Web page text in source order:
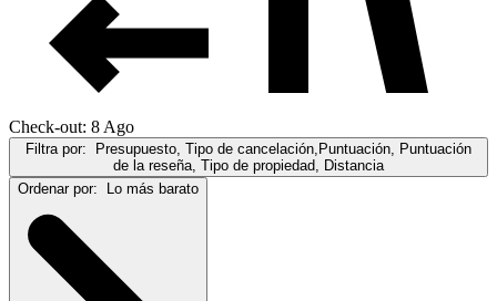
Check-out: 8 Ago
Filtra por:
Presupuesto, Tipo de cancelación,Puntuación, Puntuación
de la reseña, Tipo de propiedad, Distancia
Ordenar por:
Lo más barato